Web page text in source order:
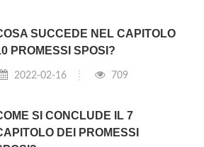
SUCCEDE NEL CAPITOLO
PROMESSI SPOSI?
2022-02-16 709
SI CONCLUDE IL 7
DEI PROMESSI